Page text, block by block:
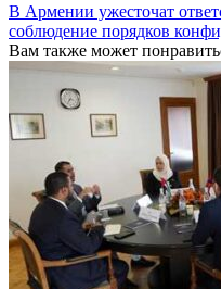
В Армении ужесточат
соблюдение порядков
Вам также может